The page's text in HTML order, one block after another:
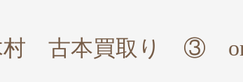
村 古本買取り ③